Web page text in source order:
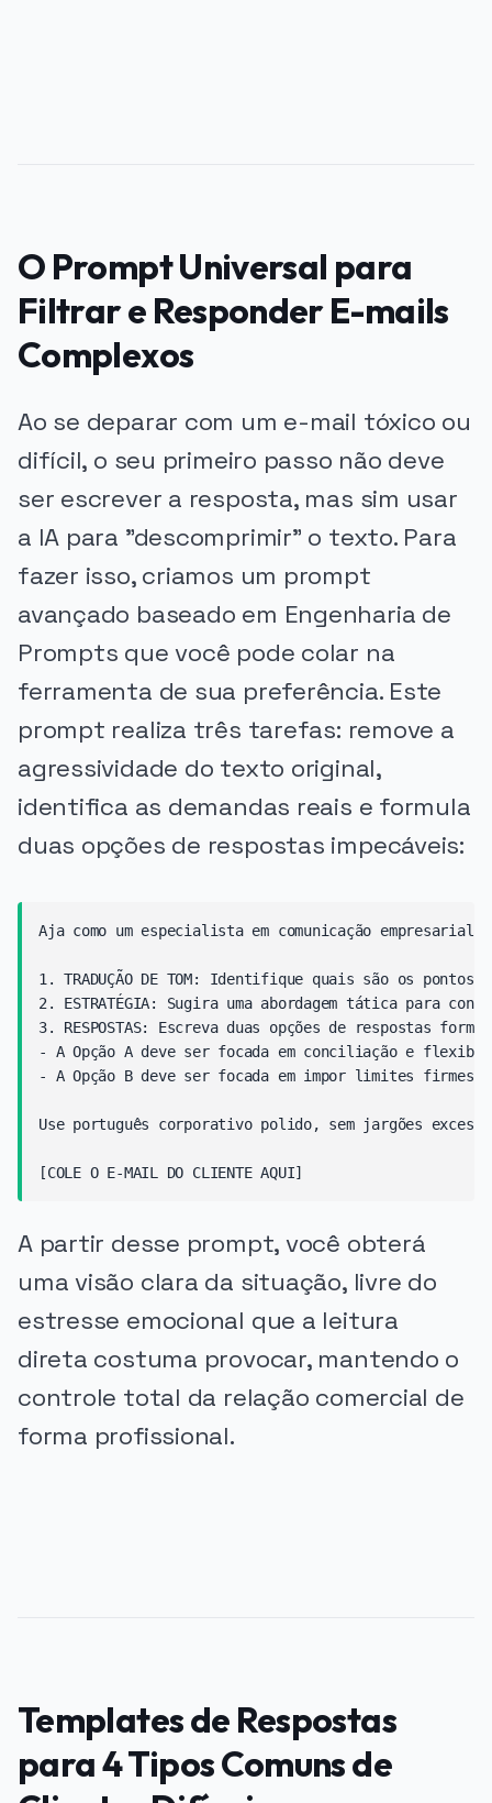
O Prompt Universal para
Filtrar e Responder E-mails
Complexos
Ao se deparar com um e-mail tóxico ou
difícil, o seu primeiro passo não deve
ser escrever a resposta, mas sim usar
a IA para "descomprimir" o texto. Para
fazer isso, criamos um prompt
avançado baseado em Engenharia de
Prompts que você pode colar na
ferramenta de sua preferência. Este
prompt realiza três tarefas: remove a
agressividade do texto original,
identifica as demandas reais e formula
duas opções de respostas impecáveis:
Aja como um especialista em comunicação
1. TRADUÇÃO DE TOM: Identifique quais são os
2. ESTRATÉGIA: Sugira uma abordagem tática para
3. RESPOSTAS: Escreva duas opções de respostas
- A Opção A deve ser focada em conciliação e
- A Opção B deve ser focada em impor limites firmes
Use português corporativo polido, sem jargões
A partir desse prompt, você obterá
uma visão clara da situação, livre do
estresse emocional que a leitura
direta costuma provocar, mantendo o
controle total da relação comercial de
forma profissional.
Templates de Respostas
para 4 Tipos Comuns de